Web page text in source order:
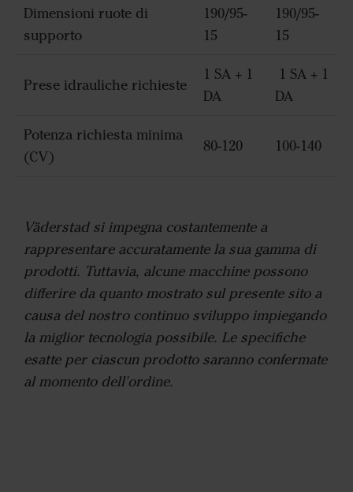
Dimensioni ruote di
supporto
190/95-
15
190/95-
15
Prese idrauliche richieste
1 SA + 1
DA
1 SA + 1
DA
Potenza richiesta minima
(CV)
80-120 100-140
Väderstad si impegna costantemente a
rappresentare accuratamente la sua gamma di
prodotti. Tuttavia, alcune macchine possono
differire da quanto mostrato sul presente sito a
causa del nostro continuo sviluppo impiegando
la miglior tecnologia possibile. Le specifiche
esatte per ciascun prodotto saranno confermate
al momento dell'ordine.